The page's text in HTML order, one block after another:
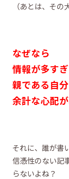
（あとは、その
なぜなら
情報が多すぎ
親である自
余計な心配
それに、誰が書
信憑性のない記
らないよね？